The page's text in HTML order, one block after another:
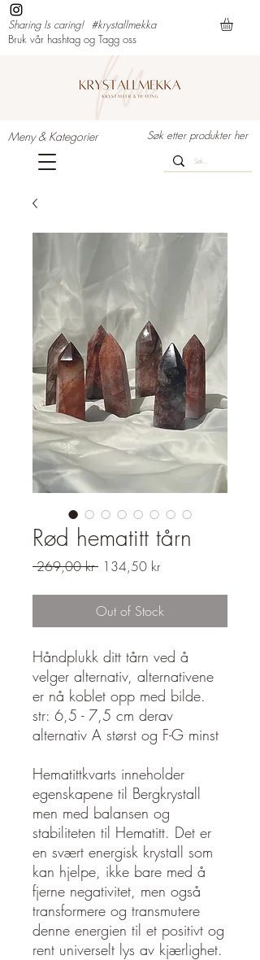
Meny & Kategorier
#krystallmekka
Sharing Is caring!
Bruk vår hashtag og Tagg oss
Søk etter produkter her
Rød hematitt tårn
269,00 kr Regular
134,50 krSale
Out of Stock
Håndplukk ditt tårn ved å
velger alternativ, alternativene
er nå koblet opp med bilde.
str: 6,5 - 7,5 cm derav
alternativ A størst og F-G minst
Hematittkvarts inneholder
egenskapene til Bergkrystall
men med balansen og
stabiliteten til Hematitt. Det er
en svært energisk krystall som
kan hjelpe, ikke bare med å
fjerne negativitet, men også
transformere og transmutere
denne energien til et positivt og
rent universelt lys av kjærlighet.